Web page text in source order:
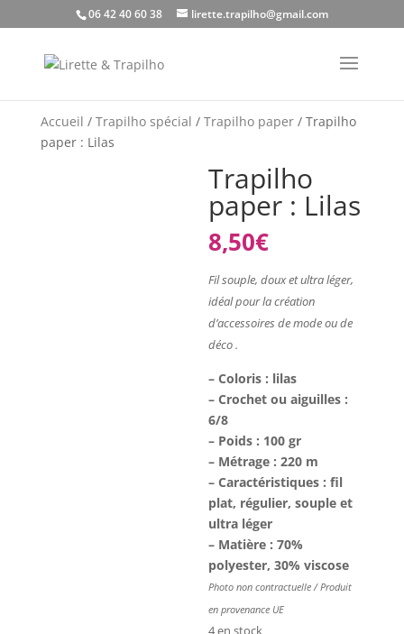
06 42 40 60 38 lirette.trapilho@gmail.com
Accueil / Trapilho spécial / Trapilho paper/ Trapilho
paper : Lilas
Trapilho
paper : Lilas
8,50€
Fil souple, doux et ultra léger,
idéal pour la création
d’accessoires de mode ou de
déco .
– Coloris : lilas
– Crochet ou aiguilles :
6/8
– Poids : 100 gr
– Métrage : 220 m
– Caractéristiques : fil
plat, régulier, souple et
ultra léger
– Matière : 70%
polyester, 30% viscose
Photo non contractuelle / Produit
en provenance UE
4 en stock